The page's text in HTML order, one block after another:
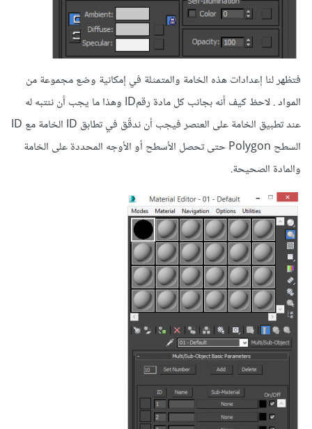
فتظهر لنا إعدادات هذه الخامة والمتمثلة في إمكانية وضع مجموعة من
المواد . لاحظ كيف أنه بجانب كل مادة رقمID وهذا ما يجب أن ننتبه له
عند تطبيق الخامة على العنصر فيجب أن ندقّق في تطابق ID الخامة مع ID
السطح Polygon حتى تحصل الأسطح أو الأوجه المحددة على الخامة
والمادة الصحيحة.